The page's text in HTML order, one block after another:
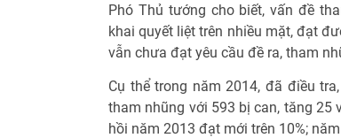
Phó Thủ tướng cho biết, vấn đề
khai quyết liệt trên nhiều mặt, đạt
vẫn chưa đạt yêu cầu đề ra, tham
Cụ thể trong năm 2014, đã điều
tham nhũng với 593 bị can, tăng 25
hồi năm 2013 đạt mới trên 10%;